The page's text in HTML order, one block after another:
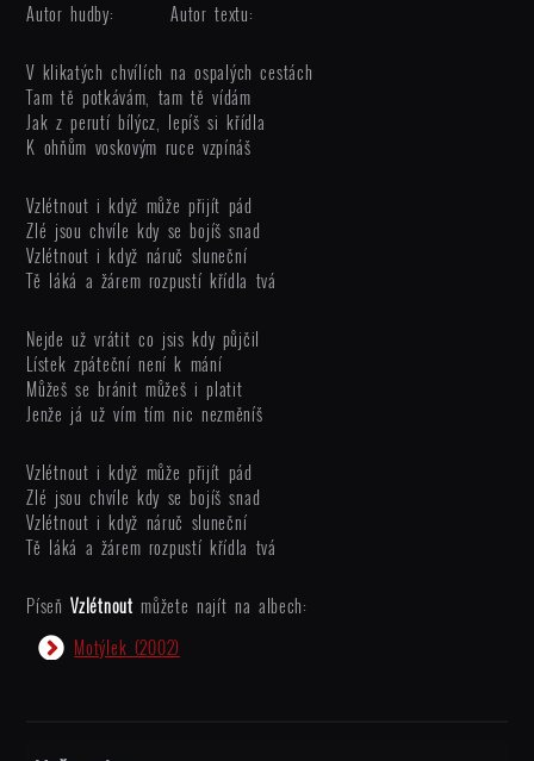
Autor hudby: Autor textu:
V klikatých chvílích na ospalých cestách
Tam tě potkávám, tam tě vídám
Jak z perutí bílýcz, lepíš si křídla
K ohňům voskovým ruce vzpínáš
Vzlétnout i když může přijít pád
Zlé jsou chvíle kdy se bojíš snad
Vzlétnout i když náruč sluneční
Tě láká a žárem rozpustí křídla tvá
Nejde už vrátit co jsis kdy půjčil
Lístek zpáteční není k mání
Můžeš se bránit můžeš i platit
Jenže já už vím tím nic nezměníš
Vzlétnout i když může přijít pád
Zlé jsou chvíle kdy se bojíš snad
Vzlétnout i když náruč sluneční
Tě láká a žárem rozpustí křídla tvá
PíseňVzlétnout můžete najít na albech:
Motýlek (2002)